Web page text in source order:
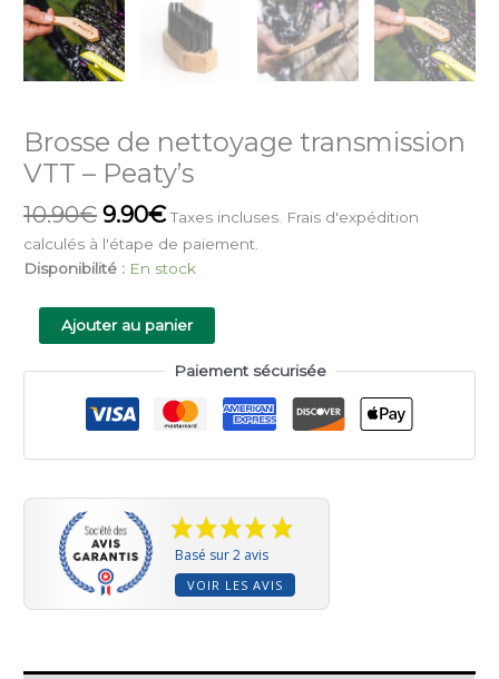
Brosse de nettoyage transmission
VTT – Peaty’s
10.90€ 9.90€ Taxes incluses. Frais d'expédition
calculés à l'étape de paiement.
Disponibilité : En stock
Ajouter au panier
Paiement sécurisée
Basé sur 2 avis
VOIR LES AVIS